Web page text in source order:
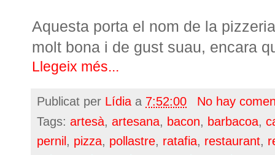
Aquesta porta el nom de la
molt bona i de gust suau, encara
Llegeix més...
Publicat per Lídia a 7:52:00
No hay
Tags: artesà, artesana, bacon, barbacoa,
pernil , pizza, pollastre, ratafia, restaurant,